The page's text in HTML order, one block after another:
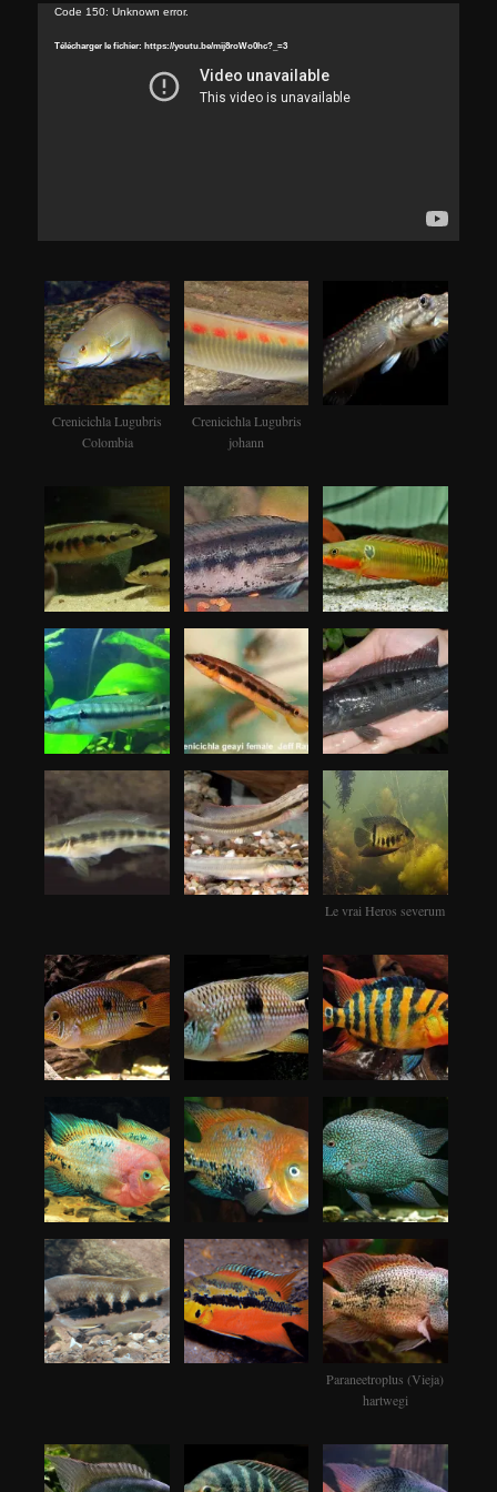
Lecteur
Code 150: Unknown error.
Télécharger le fichier: https://youtu.be/mij8roWo0hc?_=3
Crenicichla Lugubris
Colombia
Crenicichla Lugubris
johann
Le vrai Heros severum
Paraneetroplus (Vieja)
hartwegi